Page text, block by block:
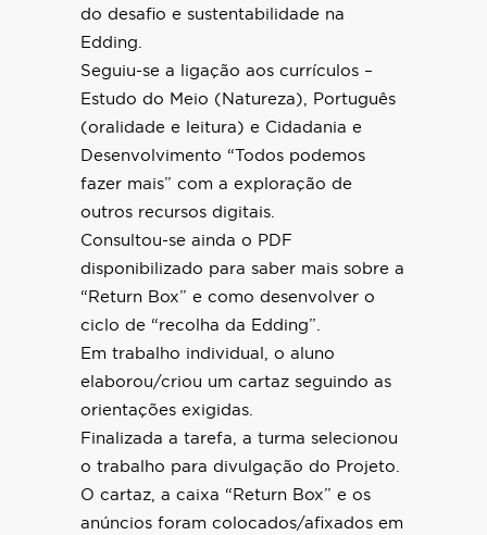
do desafio e sustentabilidade na
Edding.
Seguiu-se a ligação aos currículos –
Estudo do Meio (Natureza), Português
(oralidade e leitura) e Cidadania e
Desenvolvimento “Todos podemos
fazer mais” com a exploração de
outros recursos digitais.
Consultou-se ainda o PDF
disponibilizado para saber mais sobre a
“Return Box” e como desenvolver o
ciclo de “recolha da Edding”.
Em trabalho individual, o aluno
elaborou/criou um cartaz seguindo as
orientações exigidas.
Finalizada a tarefa, a turma selecionou
o trabalho para divulgação do Projeto.
O cartaz, a caixa “Return Box” e os
anúncios foram colocados/afixados em